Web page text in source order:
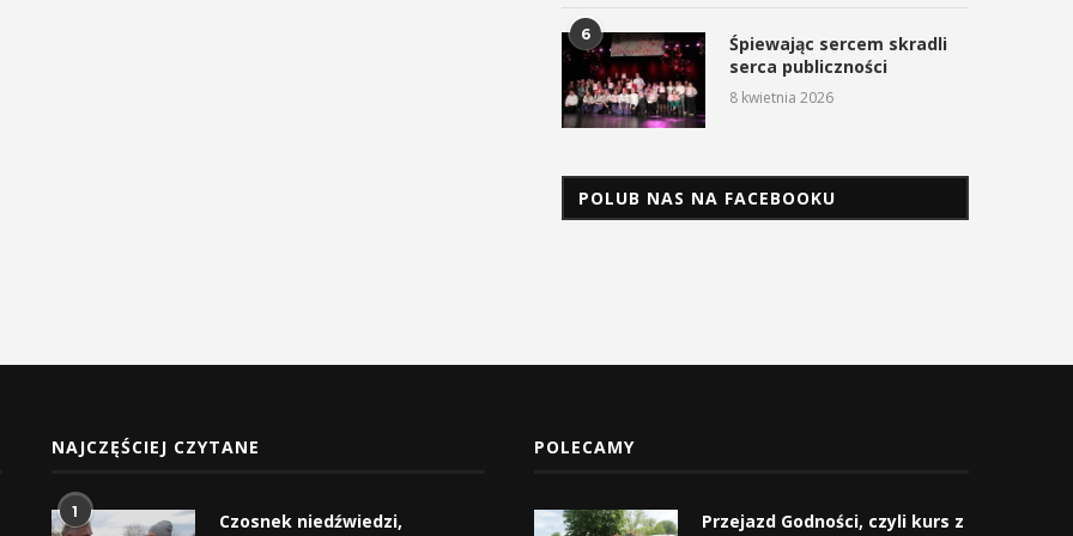
6
Śpiewając sercem skradli
serca publiczności
8 kwietnia 2026
POLUB NAS NA FACEBOOKU
NAJCZĘŚCIEJ CZYTANE
1
Czosnek niedźwiedzi,
POLECAMY
Przejazd Godności, czyli kurs z